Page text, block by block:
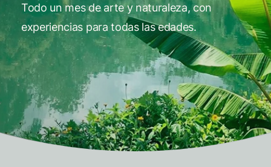
Todo un mes de arte y naturaleza, con
experiencias para todas las edades.